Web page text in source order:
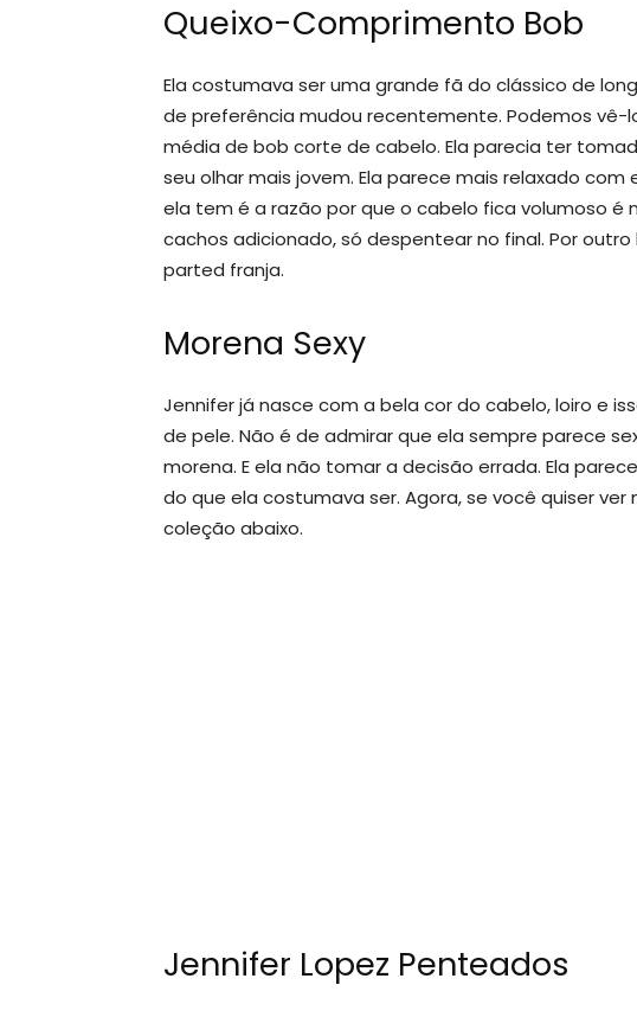
Queixo-Comprimento Bob
Ela costumava ser uma grande fã do clássico de
de preferência mudou recentemente. Podemos vê-
média de bob corte de cabelo. Ela parecia ter
seu olhar mais jovem. Ela parece mais relaxado
ela tem é a razão por que o cabelo fica volumoso é
cachos adicionado, só despentear no final. Por
parted franja.
Morena Sexy
Jennifer já nasce com a bela cor do cabelo, loiro e
de pele. Não é de admirar que ela sempre parece
morena. E ela não tomar a decisão errada. Ela
do que ela costumava ser. Agora, se você quiser
coleção abaixo.
Jennifer Lopez Penteados